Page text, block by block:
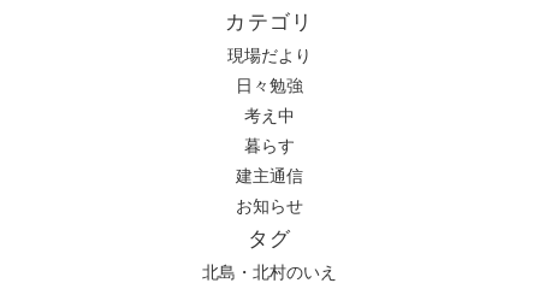
カテゴリ
現場だより
日々勉強
考え中
暮らす
建主通信
お知らせ
タグ
北島・北村のいえ